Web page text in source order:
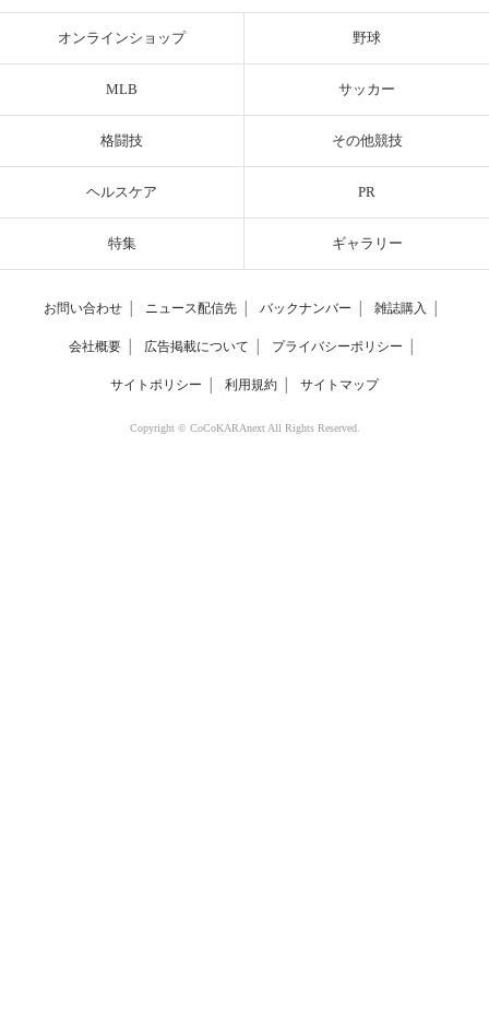
オンラインショップ 野球
MLB サッカー
格闘技 その他競技
ヘルスケア PR
特集 ギャラリー
お問い合わせ ニュース配信先 バックナンバー 雑誌購入
会社概要 広告掲載について プライバシーポリシー
サイトポリシー 利用規約 サイトマップ
Copyright © CoCoKARAnext All Rights Reserved.